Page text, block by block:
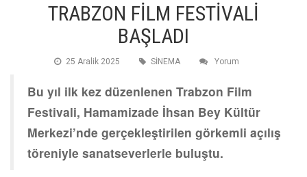
TRABZON FİLM FESTİVALİ
BAŞLADI
25 Aralik 2025 SİNEMA Yorum
Bu yıl ilk kez düzenlenen Trabzon Film
Festivali, Hamamizade İhsan Bey Kültür
Merkezi’nde gerçekleştirilen görkemli açılış
töreniyle sanatseverlerle buluştu.